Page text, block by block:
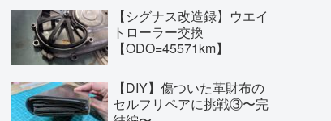
【シグナス改造録】ウエイ
トローラー交換
【ODO=45571km】
【DIY】傷ついた革財布の
セルフリペアに挑戦③〜完